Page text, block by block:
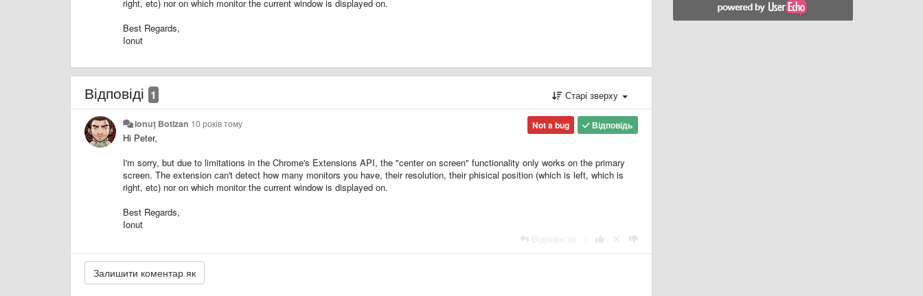
right, etc) nor on which monitor the current window is displayed on.
Best Regards,
Ionut
Відповіді 1 Старі зверху
Відповідь
Not a bug
Ionuț Botizan 10 років тому
Hi Peter,
I'm sorry, but due to limitations in the Chrome's Extensions API, the "center on screen" functionality only works on the primary
screen. The extension can't detect how many monitors you have, their resolution, their phisical position (which is left, which is
right, etc) nor on which monitor the current window is displayed on.
Best Regards,
Ionut
Відповісти